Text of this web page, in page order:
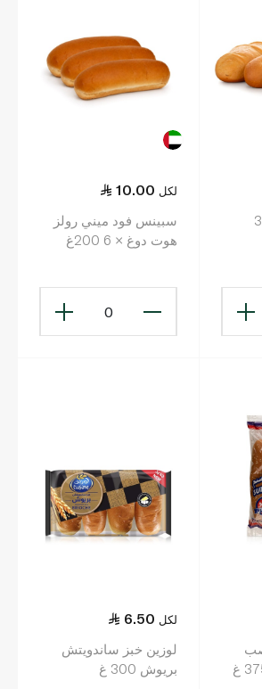
10.00 لكل
سبينس فود ميني رولز
هوت دوغ × 6 200غ
0
6.50 لكل
لوزين خبز ساندويتش
بريوش 300 غ